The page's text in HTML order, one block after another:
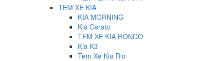
TEM XE KIA
KIA MORNING
Kia Cerato
TEM XE KIA RONDO
Kia K3
Tem Xe Kia Rio